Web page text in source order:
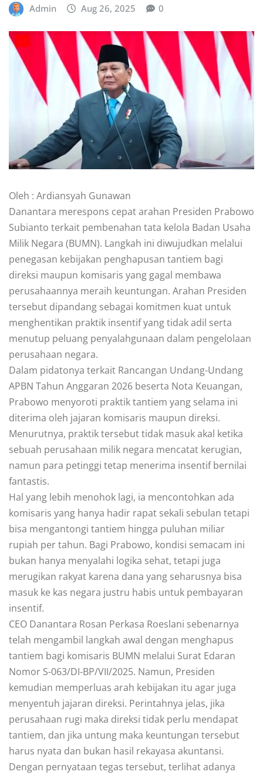
Admin Aug 26, 2025 0
Oleh : Ardiansyah Gunawan
Danantara merespons cepat arahan Presiden Prabowo
Subianto terkait pembenahan tata kelola Badan Usaha
Milik Negara (BUMN). Langkah ini diwujudkan melalui
penegasan kebijakan penghapusan tantiem bagi
direksi maupun komisaris yang gagal membawa
perusahaannya meraih keuntungan. Arahan Presiden
tersebut dipandang sebagai komitmen kuat untuk
menghentikan praktik insentif yang tidak adil serta
menutup peluang penyalahgunaan dalam pengelolaan
perusahaan negara.
Dalam pidatonya terkait Rancangan Undang-Undang
APBN Tahun Anggaran 2026 beserta Nota Keuangan,
Prabowo menyoroti praktik tantiem yang selama ini
diterima oleh jajaran komisaris maupun direksi.
Menurutnya, praktik tersebut tidak masuk akal ketika
sebuah perusahaan milik negara mencatat kerugian,
namun para petinggi tetap menerima insentif bernilai
fantastis.
Hal yang lebih menohok lagi, ia mencontohkan ada
komisaris yang hanya hadir rapat sekali sebulan tetapi
bisa mengantongi tantiem hingga puluhan miliar
rupiah per tahun. Bagi Prabowo, kondisi semacam ini
bukan hanya menyalahi logika sehat, tetapi juga
merugikan rakyat karena dana yang seharusnya bisa
masuk ke kas negara justru habis untuk pembayaran
insentif.
CEO Danantara Rosan Perkasa Roeslani sebenarnya
telah mengambil langkah awal dengan menghapus
tantiem bagi komisaris BUMN melalui Surat Edaran
Nomor S-063/DI-BP/VII/2025. Namun, Presiden
kemudian memperluas arah kebijakan itu agar juga
menyentuh jajaran direksi. Perintahnya jelas, jika
perusahaan rugi maka direksi tidak perlu mendapat
tantiem, dan jika untung maka keuntungan tersebut
harus nyata dan bukan hasil rekayasa akuntansi.
Dengan pernyataan tegas tersebut, terlihat adanya